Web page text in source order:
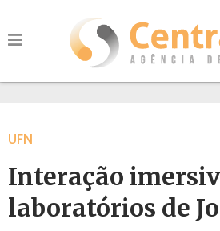
UFN
Interação
laboratórios de